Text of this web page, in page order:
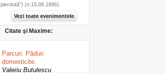
pierdută") (n.15.08.1896).
Vezi toate evenimentele
Citate şi Maxime:
Parcuri. Păduri
domesticite.
Valeriu Butulescu